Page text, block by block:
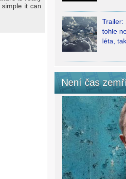
it can
Trailer:
tohle
léta,
Není čas